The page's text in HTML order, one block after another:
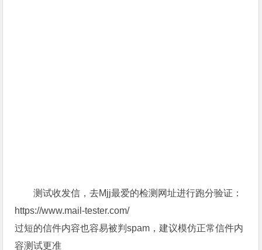
测试收发信，去Mjj最爱的检测网址进行跑分验证：
https://www.mail-tester.com/
过短的信件内容也容易被判spam，建议模仿正常信件内
容测试更准